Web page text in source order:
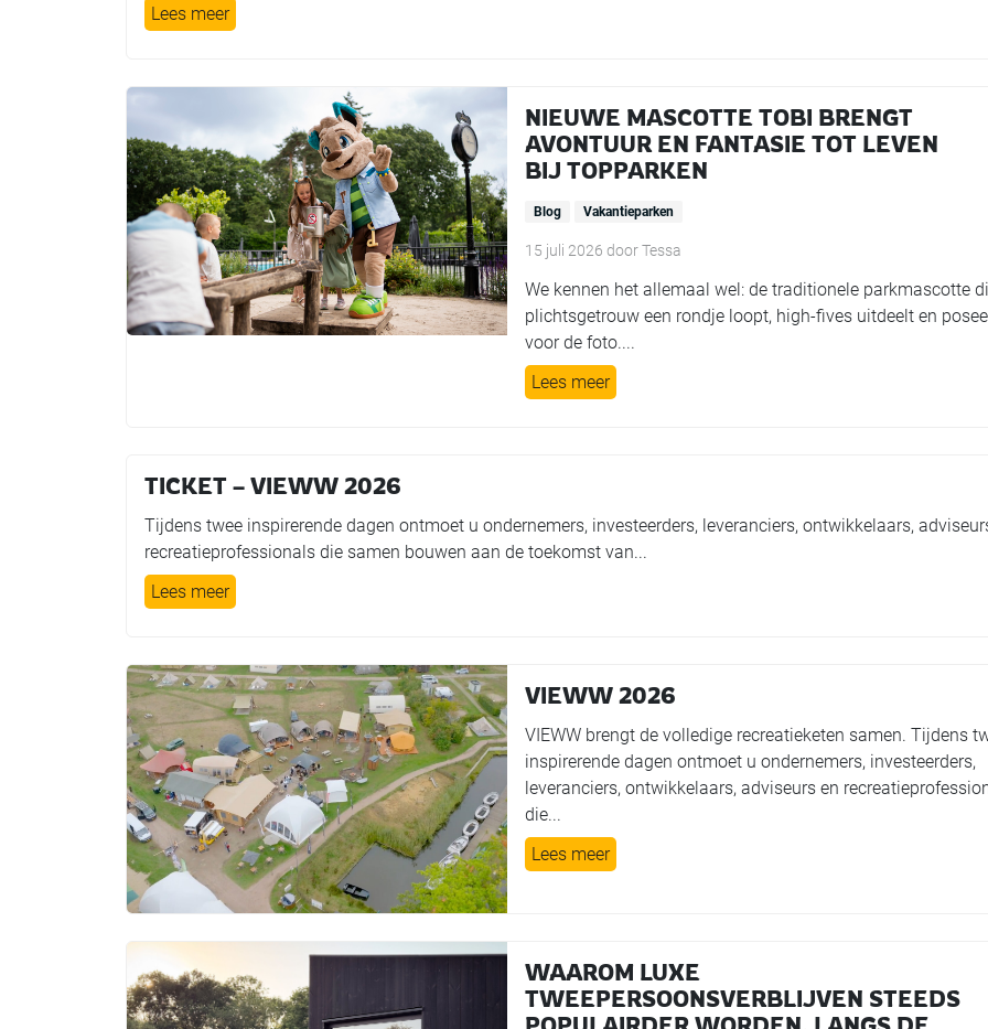
Lees meer
NIEUWE MASCOTTE TOBI BRENGT
AVONTUUR EN FANTASIE TOT LEVEN
BIJ TOPPARKEN
Blog Vakantieparken
15 juli 2026 doorTessa
We kennen het allemaal wel: de traditionele parkmascotte
plichtsgetrouw een rondje loopt, high-fives uitdeelt en
voor de foto....
Lees meer
TICKET – VIEWW 2026
Tijdens twee inspirerende dagen ontmoet u ondernemers, investeerders, leveranciers, ontwikkelaars,
recreatieprofessionals die samen bouwen aan de toekomst van...
Lees meer
VIEWW 2026
VIEWW brengt de volledige recreatieketen samen. Tijdens
inspirerende dagen ontmoet u ondernemers, investeerders,
leveranciers, ontwikkelaars, adviseurs en
die...
Lees meer
WAAROM LUXE
TWEEPERSOONSVERBLIJVEN STEEDS